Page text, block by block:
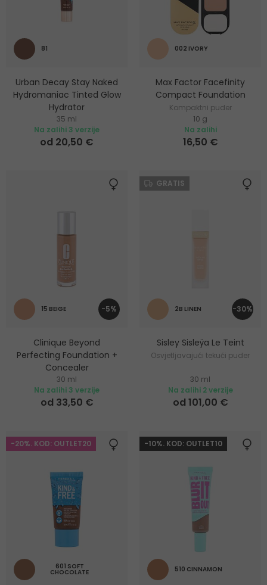
81
Urban Decay Stay Naked
Hydromaniac Tinted Glow
Hydrator
Hidratantni puder
35 ml
Na zalihi 3 verzije
od 20,50 €
002 IVORY
Max Factor Facefinity
Compact Foundation
Kompaktni puder
10 g
Na zalihi
16,50 €
-5%
15 BEIGE
Clinique Beyond
Perfecting Foundation +
Concealer
Puder i korektor 2u1
30 ml
Na zalihi 3 verzije
od 33,50 €
GRATIS
-30%
2B LINEN
Sisley Sisleÿa Le Teint
Osvjetljavajući tekući puder
30 ml
Na zalihi 2 verzije
od 101,00 €
-20%. KOD: OUTLET20
601 SOFT
CHOCOLATE
-10%. KOD: OUTLET10
510 CINNAMON